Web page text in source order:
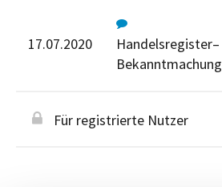
17.07.2020
Handelsregister–
Bekanntmachung
Für registrierte Nutzer